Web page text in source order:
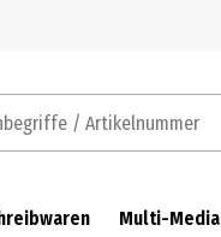
/ Artikelnummer
Multi-Media